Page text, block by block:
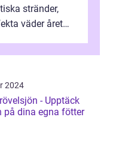
stränder,
väder året
2024
- Upptäck
på dina egna fötter